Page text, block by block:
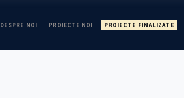
DESPRE NOI PROIECTE NOI PROIECTE FINALIZATE